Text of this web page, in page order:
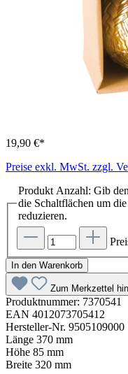
19,90 €*
Preise exkl. MwSt. zzgl.
Produkt Anzahl: Gib
die Schaltflächen um
reduzieren.
In den Warenkorb
Zum Merkzettel
Produktnummer: 7370541
EAN 4012073705412
Hersteller-Nr. 9505109000
Länge 370 mm
Höhe 85 mm
Breite 320 mm